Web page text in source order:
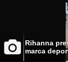
Rihanna
marca